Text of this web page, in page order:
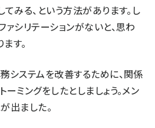
みる、という方法があります。し
ァシリテーションがないと、思わ
す。
システムを改善するために、関係
ミングをしたとしましょう。メン
出ました。